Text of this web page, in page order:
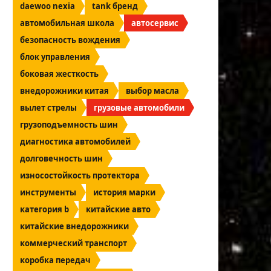
daewoo nexia
tank бренд
автомобильная школа
автосервис
безопасность вождения
блок управления
боковая жесткость
внедорожники китая
выбор масла
вылет стрелы
грузовые автомобили
грузоподъемность шин
диагностика автомобилей
долговечность шин
износостойкость протектора
инструменты
история марки
категория b
китайские авто
китайские внедорожники
коммерческий транспорт
коробка передач